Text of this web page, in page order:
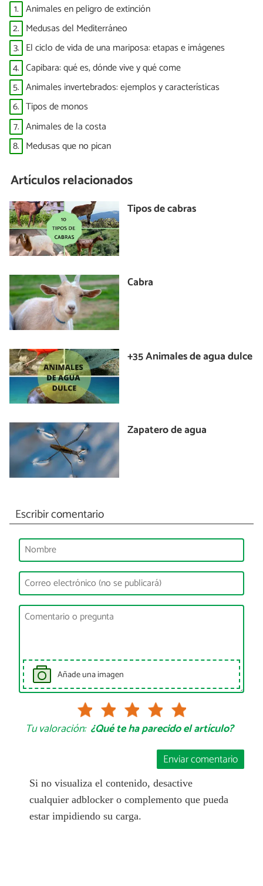
1. Animales en peligro de extinción
2. Medusas del Mediterráneo
3. El ciclo de vida de una mariposa: etapas e imágenes
4. Capibara: qué es, dónde vive y qué come
5. Animales invertebrados: ejemplos y características
6. Tipos de monos
7. Animales de la costa
8. Medusas que no pican
Artículos relacionados
Tipos de cabras
Cabra
+35 Animales de agua dulce
Zapatero de agua
Escribir comentario
Añade una imagen
Tu valoración: ¿Qué te ha parecido el artículo?
Enviar comentario
Si no visualiza el contenido, desactive
cualquier adblocker o complemento que pueda
estar impidiendo su carga.